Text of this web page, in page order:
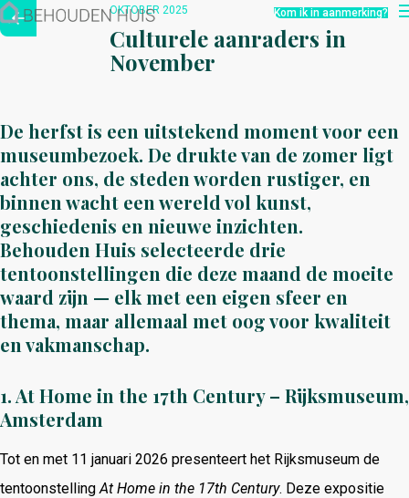
Hoe werkt het?
Over ons
Nieuwsbrief
Kom ik in aanmerking?
OKTOBER 2025
Culturele aanraders in
November
De herfst is een uitstekend moment voor een
museumbezoek. De drukte van de zomer ligt
achter ons, de steden worden rustiger, en
binnen wacht een wereld vol kunst,
geschiedenis en nieuwe inzichten.
Behouden Huis selecteerde drie
tentoonstellingen die deze maand de moeite
waard zijn — elk met een eigen sfeer en
thema, maar allemaal met oog voor kwaliteit
en vakmanschap.
1. At Home in the 17th Century – Rijksmuseum,
Amsterdam
Tot en met 11 januari 2026 presenteert het Rijksmuseum de
tentoonstellingAt Home in the 17th Century. Deze expositie